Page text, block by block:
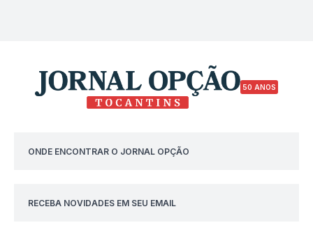
50 ANOS
ONDE ENCONTRAR O JORNAL OPÇÃO
RECEBA NOVIDADES EM SEU EMAIL